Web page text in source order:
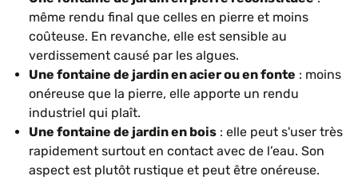
même rendu final que celles en pierre et moins
coûteuse. En revanche, elle est sensible au
verdissement causé par les algues.
Une fontaine de jardin en acier ou en fonte : moins
onéreuse que la pierre, elle apporte un rendu
industriel qui plaît.
Une fontaine de jardin en bois : elle peut s'user très
rapidement surtout en contact avec de l’eau. Son
aspect est plutôt rustique et peut être onéreuse.